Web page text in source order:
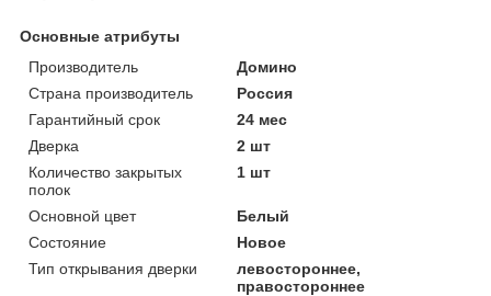
Основные атрибуты
Производитель
Домино
Страна производитель
Россия
Гарантийный срок
24 мес
Дверка
2 шт
Количество закрытых
полок
1 шт
Основной цвет
Белый
Состояние
Новое
Тип открывания дверки
левостороннее,
правостороннее